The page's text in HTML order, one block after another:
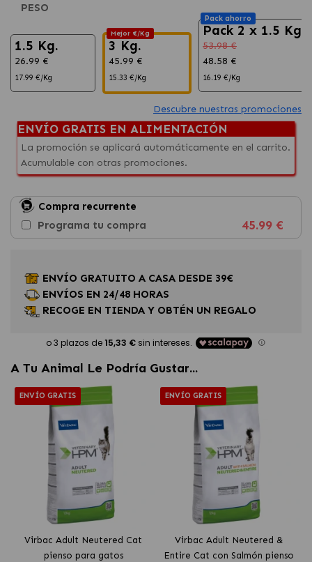
azúcares.
PESO
1.5 Kg.
26.99 €
17.99 €/Kg
Mejor €/Kg
3 Kg.
45.99 €
15.33 €/Kg
Pack ahorro
Pack 2 x 1.5 Kg
53.98 €
48.58 €
16.19 €/Kg
Descubre nuestras promociones
ENVÍO GRATIS EN ALIMENTACIÓN
La promoción se aplicará automáticamente en el carrito.
Acumulable con otras promociones.
Compra recurrente
Programa tu compra
45.99 €
ENVÍO GRATUITO A CASA DESDE 39€
ENVÍOS EN 24/48 HORAS
RECOGE EN TIENDA Y OBTÉN UN REGALO
A Tu Animal Le Podría Gustar...
ENVÍO GRATIS
Virbac Adult Neutered Cat
pienso para gatos
ENVÍO GRATIS
Virbac Adult Neutered &
Entire Cat con Salmón pienso